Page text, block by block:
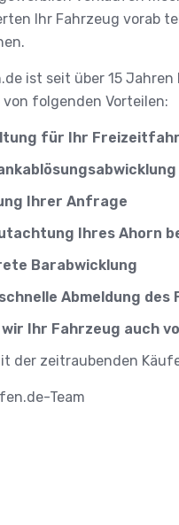
Ihr Fahrzeug vorab
ist seit über 15
folgenden Vorteilen:
für Ihr
Ihrer Anfrage
Ihres Ahorn
Barabwicklung
Abmeldung des
Ihr Fahrzeug auch
der zeitraubenden
Team